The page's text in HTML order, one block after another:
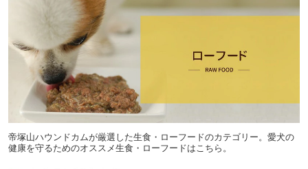
帝塚山ハウンドカムが厳選した生食・ローフードのカテゴリー。愛犬の
健康を守るためのオススメ生食・ローフードはこちら。